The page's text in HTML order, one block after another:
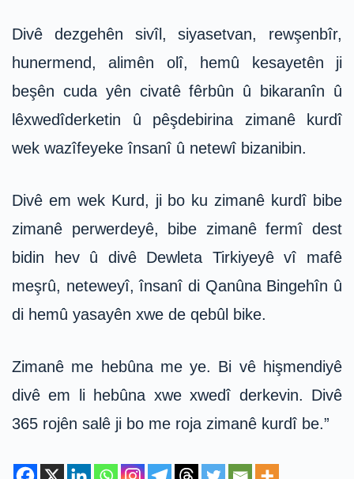
Divê dezgehên sivîl, siyasetvan, rewşenbîr,
hunermend, alimên olî, hemû kesayetên ji
beşên cuda yên civatê fêrbûn û bikaranîn û
lêxwedîderketin û pêşdebirina zimanê kurdî
wek wazîfeyeke însanî û netewî bizanibin.
Divê em wek Kurd, ji bo ku zimanê kurdî bibe
zimanê perwerdeyê, bibe zimanê fermî dest
bidin hev û divê Dewleta Tirkiyeyê vî mafê
meşrû, neteweyî, însanî di Qanûna Bingehîn û
di hemû yasayên xwe de qebûl bike.
Zimanê me hebûna me ye. Bi vê hişmendiyê
divê em li hebûna xwe xwedî derkevin. Divê
365 rojên salê ji bo me roja zimanê kurdî be.”